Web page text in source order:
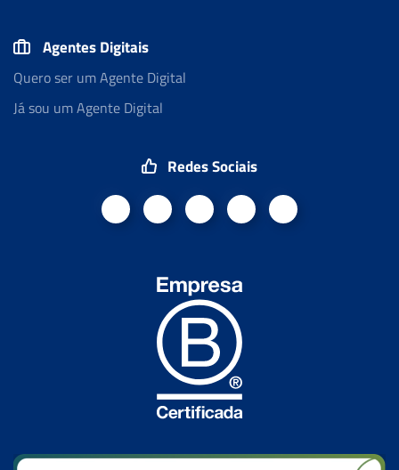
Agentes Digitais
Quero ser um Agente Digital
Já sou um Agente Digital
Redes Sociais